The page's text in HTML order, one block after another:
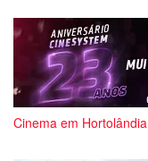
Cinema em Hortolândia